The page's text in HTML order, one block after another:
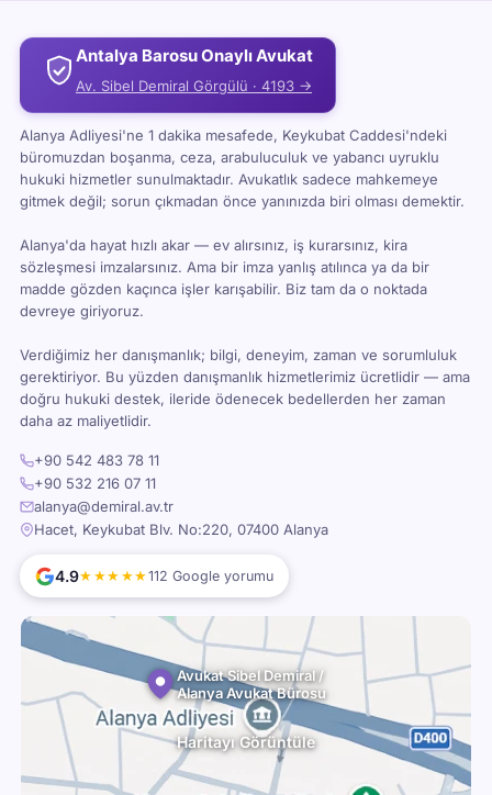
Antalya Barosu Onaylı Avukat
Av. Sibel Demiral Görgülü · 4193 →
Alanya Adliyesi'ne 1 dakika mesafede, Keykubat Caddesi'ndeki
büromuzdan boşanma, ceza, arabuluculuk ve yabancı uyruklu
hukuki hizmetler sunulmaktadır. Avukatlık sadece mahkemeye
gitmek değil; sorun çıkmadan önce yanınızda biri olması demektir.
Alanya'da hayat hızlı akar — ev alırsınız, iş kurarsınız, kira
sözleşmesi imzalarsınız. Ama bir imza yanlış atılınca ya da bir
madde gözden kaçınca işler karışabilir. Biz tam da o noktada
devreye giriyoruz.
Verdiğimiz her danışmanlık; bilgi, deneyim, zaman ve sorumluluk
gerektiriyor. Bu yüzden danışmanlık hizmetlerimiz ücretlidir — ama
doğru hukuki destek, ileride ödenecek bedellerden her zaman
daha az maliyetlidir.
+90 542 483 78 11
+90 532 216 07 11
alanya@demiral.av.tr
Hacet, Keykubat Blv. No:220, 07400 Alanya
4.9★★★★★112 Google yorumu
Avukat Sibel Demiral /
Alanya Avukat Bürosu
Haritayı Görüntüle